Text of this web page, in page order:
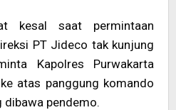
kesal saat permintaan
PT Jideco tak kunjung
Kapolres Purwakarta
atas panggung komando
dibawa pendemo.